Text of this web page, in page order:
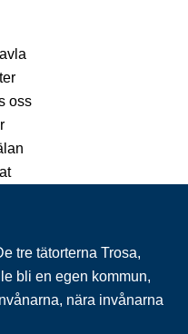
oss
tre tätorterna Trosa,
bli en egen kommun,
nära invånarna